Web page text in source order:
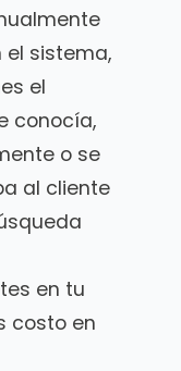
el sistema,
el
conocía,
o se
al cliente
en tu
costo en